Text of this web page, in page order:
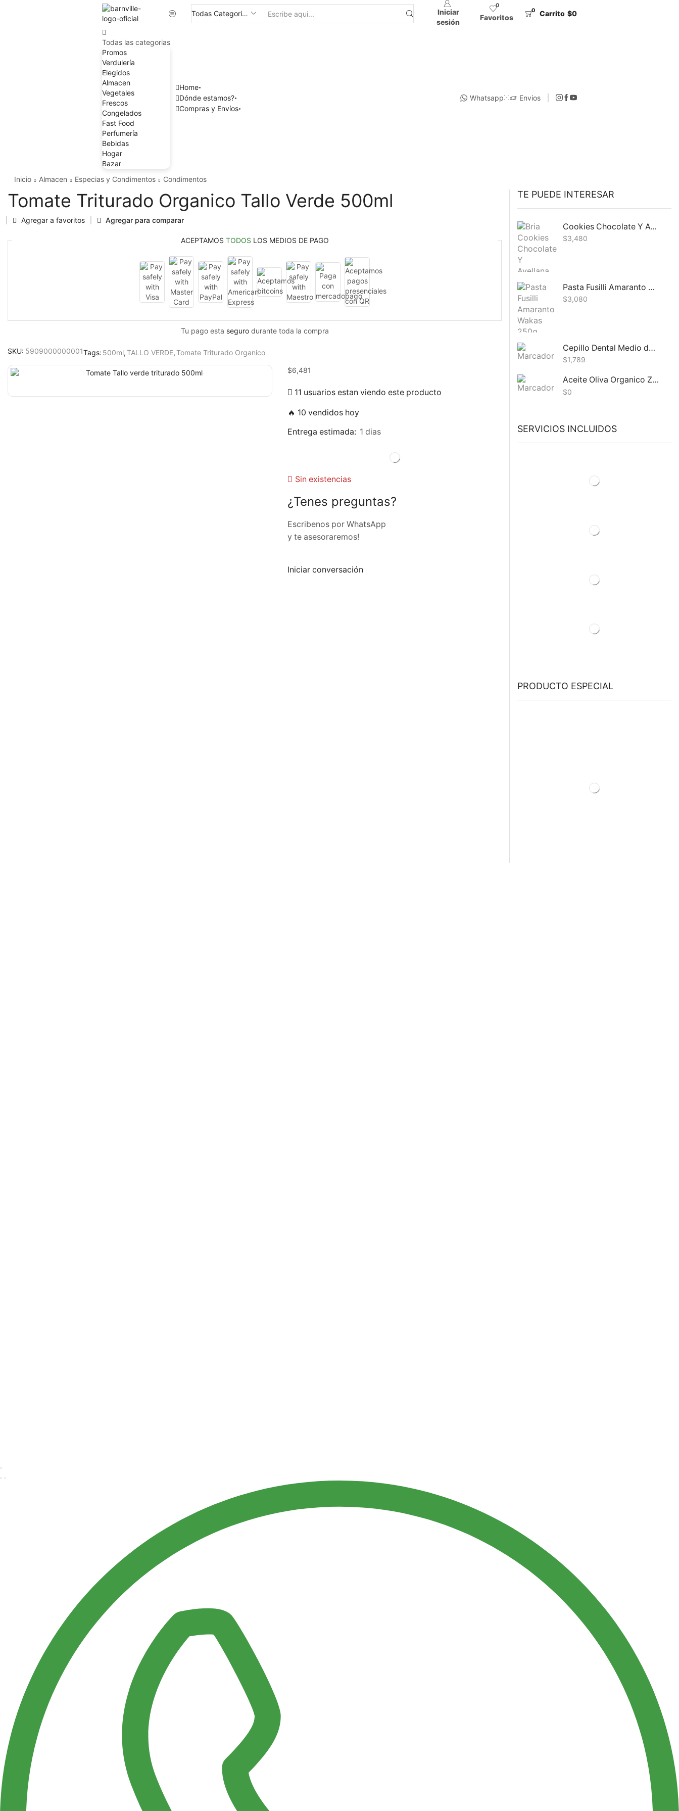
Iniciar
sesión
0
Favoritos
0 Carrito $0
Todas las categorias
Promos
Verdulería
Elegidos
Almacen
Vegetales
Frescos
Congelados
Fast Food
Perfumería
Bebidas
Hogar
Bazar
Home
Dónde estamos?
Compras y Envíos
Whatsapp Envios
Inicio Almacen Especias y Condimentos Condimentos
Tomate Triturado Organico Tallo Verde 500ml
Agregar a favoritos Agregar para comparar
ACEPTAMOS TODOS LOS MEDIOS DE PAGO
Tu pago esta segurodurante toda la compra
SKU: 5909000000001Tags: 500ml,TALLO VERDE,Tomate Triturado Organico
$6,481
11 usuarios estan viendo este producto
🔥 10 vendidos hoy
Entrega estimada: 1 dias
Sin existencias
¿Tenes preguntas?
Escribenos por WhatsApp
y te asesoraremos!
Iniciar conversación
TE PUEDE INTERESAR
Cookies Chocolate Y Avellana Bria 100g
$3,480
Pasta Fusilli Amaranto Wakas 300g
$3,080
Cepillo Dental Medio de Bambu Whole Green 1U.
$1,789
Aceite Oliva Organico Zuelo 2L
$0
SERVICIOS INCLUIDOS
PRODUCTO ESPECIAL